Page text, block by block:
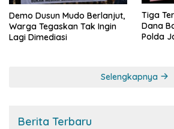
Demo Dusun Mudo Berlanjut,
Warga Tegaskan Tak Ingin
Lagi Dimediasi
Tiga
Dana
Polda
Selengkapnya
Berita Terbaru